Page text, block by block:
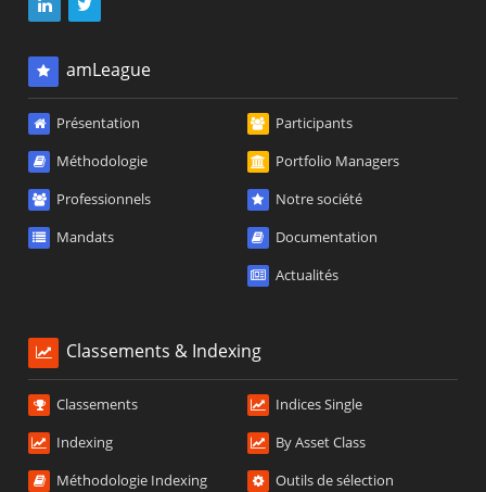
amLeague
Présentation
Méthodologie
Professionnels
Mandats
Participants
Portfolio Managers
Notre société
Documentation
Actualités
Classements & Indexing
Classements
Indexing
Méthodologie Indexing
Indices Single
By Asset Class
Outils de sélection